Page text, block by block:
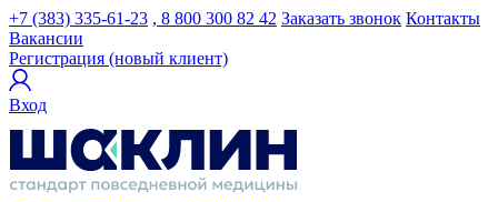
+7 (383) 335-61-23 , 8 800 300 82 42 Заказать звонок Контакты
Вакансии
Регистрация (новый клиент)
Вход